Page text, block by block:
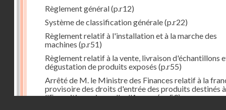
Règlement général(p.r12)
Système de classification générale(p.r22)
Règlement relatif à l'installation et à la marche des
machines (p.r51)
Règlement relatif à la vente, livraison d'échantillons
dégustation de produits exposés (p.r55)
Arrêté de M. le Ministre des Finances relatif à la
provisoire des droits d'entrée des produits destinés à
l'Exposition universelle d'Anvers(p.r59)